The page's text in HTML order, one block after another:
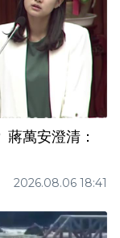
萬安澄清：
2026.08.06 18:41